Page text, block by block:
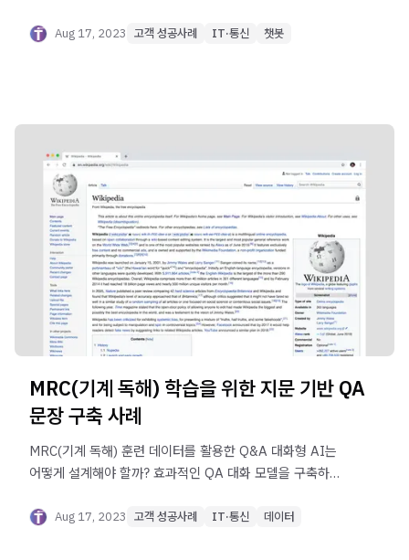
Aug 17, 2023 고객 성공사례 IT·통신 챗봇
MRC(기계 독해) 학습을 위한 지문 기반 QA
문장 구축 사례
MRC(기계 독해) 훈련 데이터를 활용한 Q&A 대화형 AI는
어떻게 설계해야 할까? 효과적인 QA 대화 모델을 구축하는
Aug 17, 2023 고객 성공사례 IT·통신 데이터